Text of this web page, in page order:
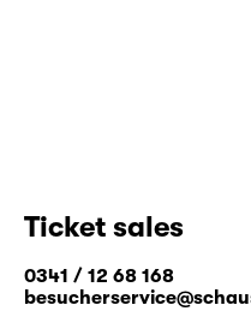
Ticket sales
0341 / 12 68 168